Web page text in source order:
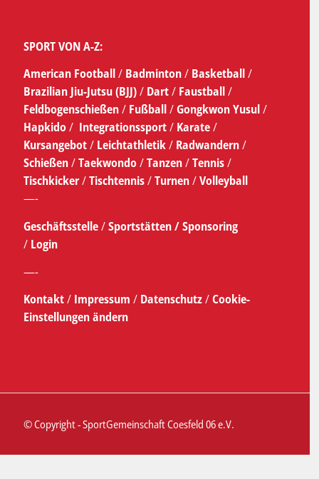
SPORT VON A-Z:
American Football/ Badminton/ Basketball/
Brazilian Jiu-Jutsu (BJJ)/ Dart/ Faustball/
Feldbogenschießen/ Fußball/Gongkwon Yusul/
Hapkido/ Integrationssport/ Karate/
Kursangebot/Leichtathletik/ Radwandern/
Schießen/Taekwondo/Tanzen/Tennis/
Tischkicker/Tischtennis/Turnen/Volleyball
—-
Geschäftsstelle/Sportstätten /Sponsoring
/ Login
—-
Kontakt/ Impressum / Datenschutz/Cookie-
Einstellungen ändern
© Copyright - SportGemeinschaft Coesfeld 06 e.V.